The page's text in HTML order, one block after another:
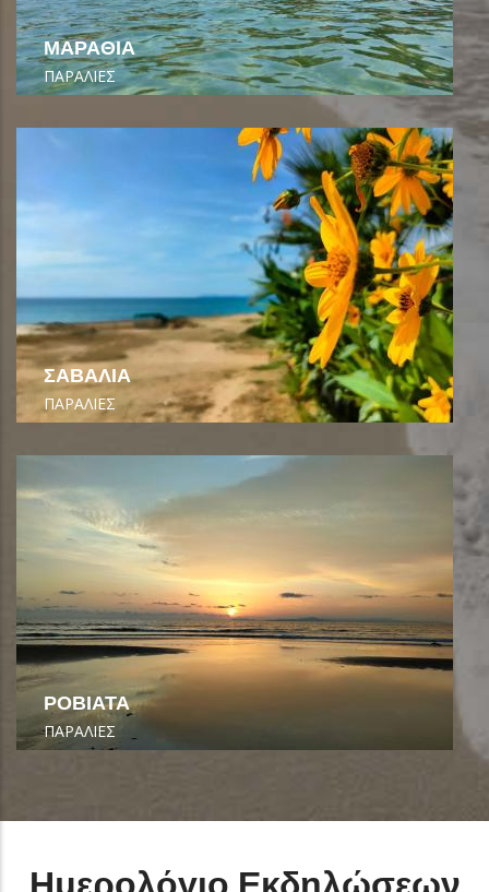
ΜΑΡΑΘΙΑ
ΠΑΡΑΛΙΕΣ
ΣΑΒΑΛΙΑ
ΠΑΡΑΛΙΕΣ
ΡΟΒΙΑΤΑ
ΠΑΡΑΛΙΕΣ
Ημερολόγιο Εκδηλώσεων